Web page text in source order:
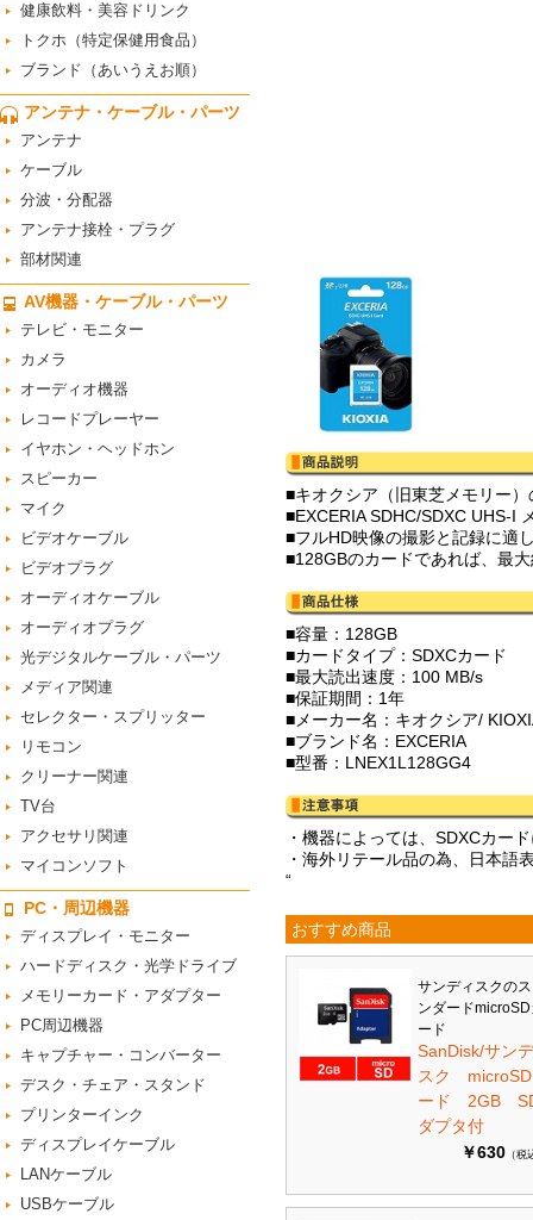
健康飲料・美容ドリンク
トクホ（特定保健用食品）
ブランド（あいうえお順）
アンテナ・ケーブル・パーツ
アンテナ
ケーブル
分波・分配器
アンテナ接栓・プラグ
部材関連
AV機器・ケーブル・パーツ
テレビ・モニター
カメラ
オーディオ機器
レコードプレーヤー
イヤホン・ヘッドホン
スピーカー
マイク
ビデオケーブル
ビデオプラグ
オーディオケーブル
オーディオプラグ
光デジタルケーブル・パーツ
メディア関連
セレクター・スプリッター
リモコン
クリーナー関連
TV台
アクセサリ関連
マイコンソフト
PC・周辺機器
ディスプレイ・モニター
ハードディスク・光学ドライブ
メモリーカード・アダプター
PC周辺機器
キャプチャー・コンバーター
デスク・チェア・スタンド
プリンターインク
ディスプレイケーブル
LANケーブル
USBケーブル
■キオクシア（旧東芝メモリー
■EXCERIA SDHC/SDXC UHS-I
■フルHD映像の撮影と記録に適
■128GBのカードであれば、最
■容量：128GB
■カードタイプ：SDXCカード
■最大読出速度：100 MB/s
■保証期間：1年
■メーカー名：キオクシア/
■ブランド名：EXCERIA
■型番：LNEX1L128GG4
・機器によっては、SDXCカー
・海外リテール品の為、日本語
“
おすすめ商品
サンディスクの
ンダード
ード
SanDisk/サン
スク
ード 2GB
ダプタ付
￥630 （税